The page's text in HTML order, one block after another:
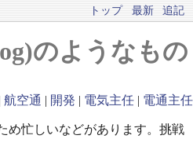
トップ 最新 追記
のようなもの
航空通 | 開発 | 電気主任 | 電通主任
め忙しいなどがあります。挑戦